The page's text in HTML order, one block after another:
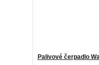
Palivové čerpadlo